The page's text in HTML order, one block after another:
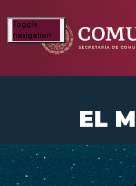
Toggle
navigation
EL